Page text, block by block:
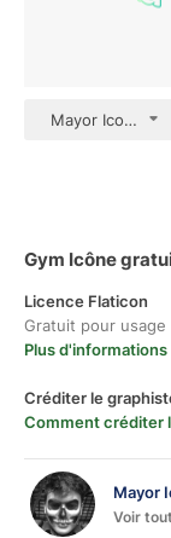
Mayor Icons
Gym Icône
Licence Flaticon
Gratuit pour
Plus d'informations
Créditer le
Comment créditer
Mayor
Voir